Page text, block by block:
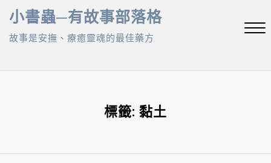
Skip
content
小書蟲─有故事部落格
故事是安撫、療癒靈魂的最佳藥方
標籤: 黏土